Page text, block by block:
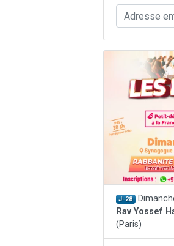
J-28
Rav Yossef
(Paris)